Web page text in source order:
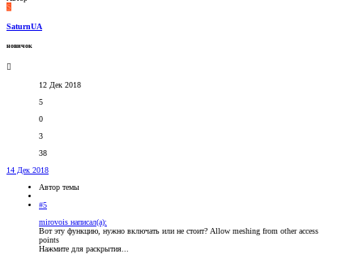
S
SaturnUA
новичок
12 Дек 2018
5
0
3
38
14 Дек 2018
Автор темы
#5
mirovois написал(а):
Вот эту функцию, нужно включать или не стоит? Allow meshing from other access
points
Нажмите для раскрытия...